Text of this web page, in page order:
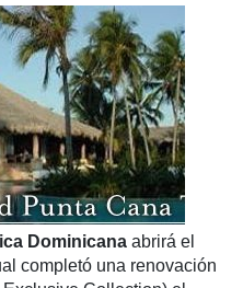
Dominicana abrirá el
completó una renovación